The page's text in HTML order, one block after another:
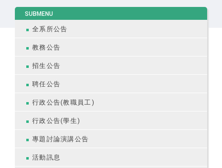
SUBMENU
全系所公告
教務公告
招生公告
聘任公告
行政公告(教職員工)
行政公告(學生)
專題討論演講公告
活動訊息